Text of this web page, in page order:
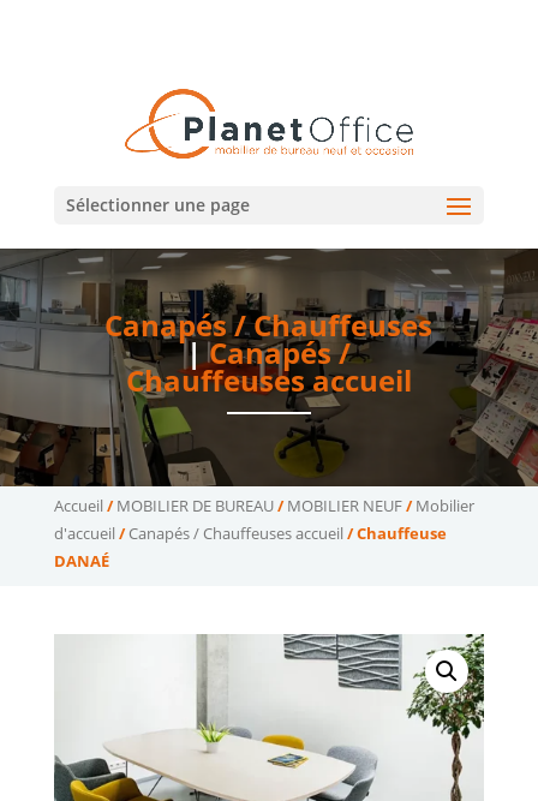
Sélectionner une page
Canapés / Chauffeuses
|Canapés /
Chauffeuses accueil
Accueil /MOBILIER DE BUREAU/MOBILIER NEUF/Mobilier
d'accueil /Canapés / Chauffeuses accueil / Chauffeuse
DANAÉ